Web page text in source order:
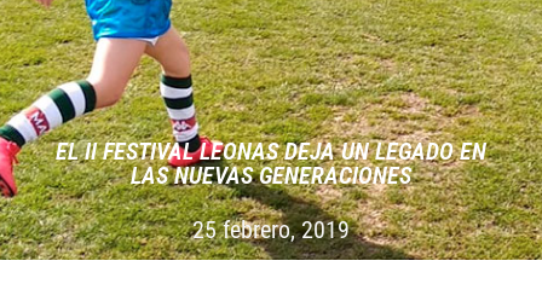
EL II FESTIVAL LEONAS DEJA UN LEGADO EN
LAS NUEVAS GENERACIONES
25 febrero, 2019